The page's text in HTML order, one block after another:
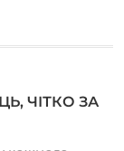
ЧІТКО ЗА